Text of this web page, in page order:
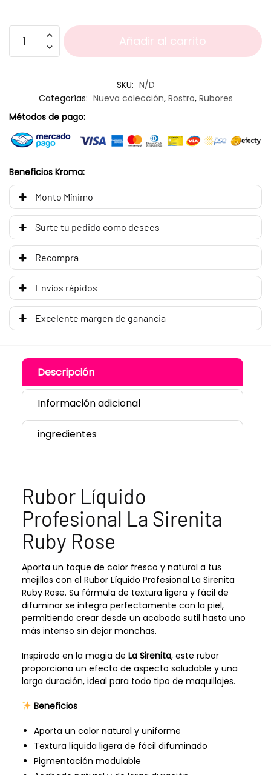
Añadir al carrito
SKU: N/D
Categorías: Nueva colección, Rostro, Rubores
Métodos de pago:
Beneficios Kroma:
Monto Mínimo
Surte tu pedido como desees
Recompra
Envíos rápidos
Excelente margen de ganancia
Descripción
Información adicional
ingredientes
Rubor Líquido
Profesional La Sirenita
Ruby Rose
Aporta un toque de color fresco y natural a tus
mejillas con el Rubor Líquido Profesional La Sirenita
Ruby Rose. Su fórmula de textura ligera y fácil de
difuminar se integra perfectamente con la piel,
permitiendo crear desde un acabado sutil hasta uno
más intenso sin dejar manchas.
Inspirado en la magia de La Sirenita, este rubor
proporciona un efecto de aspecto saludable y una
larga duración, ideal para todo tipo de maquillajes.
Beneficios
Aporta un color natural y uniforme
Textura líquida ligera de fácil difuminado
Pigmentación modulable